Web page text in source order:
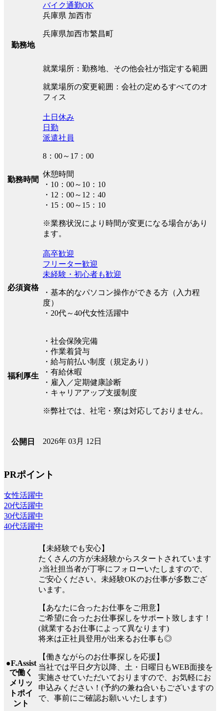
勤務地
バイク通勤OK
兵庫県 加西市
兵庫県加西市繁昌町
就業場所：勤務地、その他会社が指定する範囲
就業場所の変更範囲：会社の定めるすべてのオ
フィス
勤務時間
土日休み
日勤
派遣社員
8：00～17：00
休憩時間
・10：00～10：10
・12：00～12：40
・15：00～15：10
※業務状況により時間が変更になる場合があり
ます。
必須資格
高卒歓迎
フリーター歓迎
未経験・初心者も歓迎
・基本的なパソコン操作ができる方（入力程
度）
・20代～40代女性活躍中
福利厚生
・社会保険完備
・作業着貸与
・給与前払い制度（規定あり）
・有給休暇
・雇入／定期健康診断
・キャリアアップ支援制度
※弊社では、社宅・寮は対応しておりません。
公開日 2026年 03月 12日
PRポイント
女性活躍中
20代活躍中
30代活躍中
40代活躍中
●F.Assist
で働く
メリッ
トポイ
ント
【未経験でも安心】
たくさんの方が未経験からスタートされています
♪当社担当者が丁寧にフォローいたしますので、
ご安心ください。未経験OKのお仕事が多数ござ
います。
【あなたに合ったお仕事をご用意】
ご希望に合ったお仕事探しをサポート致します！
(就業するお仕事によって異なります)
将来は正社員登用が出来るお仕事も◎
【働きながらのお仕事探しを応援】
当社では平日夕方以降、土・日曜日もWEB面接を
実施させていただいておりますので、お気軽にお
申込みください！(予約の兼ね合いもございますの
で、事前にご確認お願いいたします)